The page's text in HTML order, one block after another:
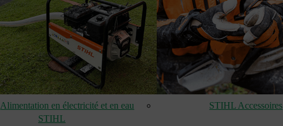
Alimentation en électricité et en eau STIHL Accessoires
STIHL